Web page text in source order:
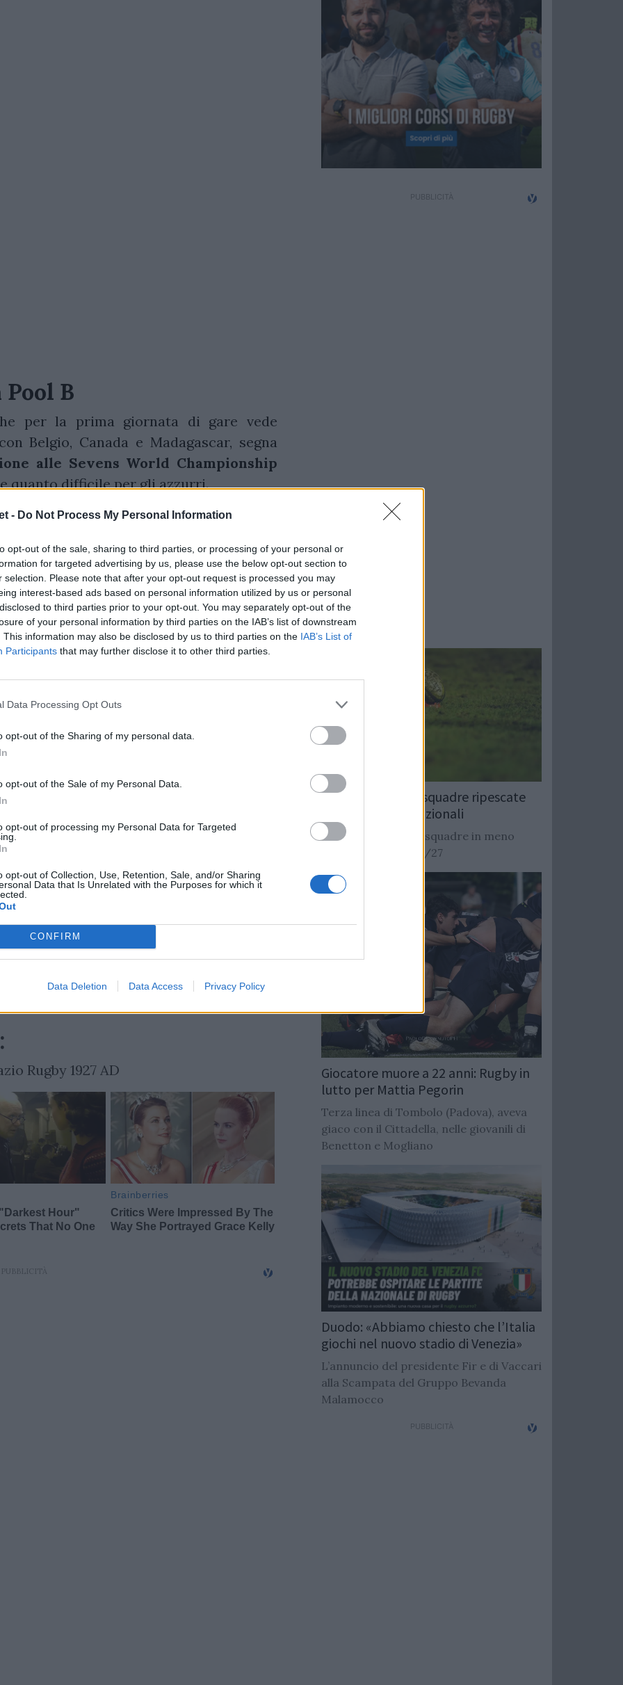
- Do Not Process My Personal Information
opt-out of the sale, sharing to third parties, or processing of your personal or
for targeted advertising by us, please use the below opt-out section to
selection. Please note that after your opt-out request is processed you may
interest-based ads based on personal information utilized by us or personal
to third parties prior to your opt-out. You may separately opt-out of the
of your personal information by third parties on the IAB’s list of downstream
This information may also be disclosed by us to third parties on the IAB’s List of
Participants that may further disclose it to other third parties.
Data Processing Opt Outs
opt-out of the Sharing of my personal data.
opt-out of the Sale of my Personal Data.
opt-out of processing my Personal Data for Targeted
opt-out of Collection, Use, Retention, Sale, and/or Sharing
Data that Is Unrelated with the Purposes for which it
CONFIRM
Data Deletion Data Access Privacy Policy
B
per la prima giornata di gare vede
con Belgio, Canada e Madagascar, segna
alle Sevens World Championship
quanto difficile per gli azzurri.
in preparazione del torneo
i convocati c'è Marzotto del Benetton
e quattro delle Serie A inferiori.
Rugby 1927 AD
Rugby: Record di squadre ripescate
nei campionati nazionali
Si stimano oltre 20 squadre in meno
dalla stagione 2026/27
Giocatore muore a 22 anni: Rugby in
lutto per Mattia Pegorin
Terza linea di Tombolo (Padova), aveva
giaco con il Cittadella, nelle giovanili di
Benetton e Mogliano
Duodo: «Abbiamo chiesto che l’Italia
giochi nel nuovo stadio di Venezia»
L’annuncio del presidente Fir e di Vaccari
alla Scampata del Gruppo Bevanda
Malamocco